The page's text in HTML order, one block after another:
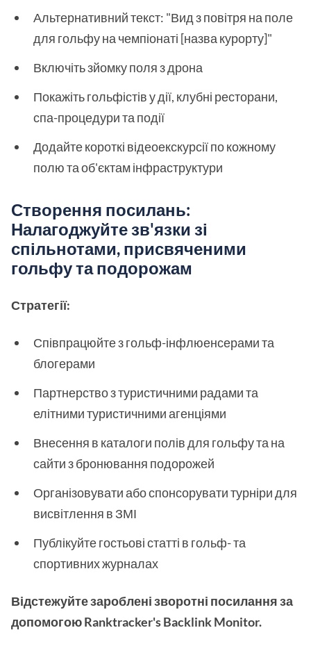
Альтернативний текст: "Вид з повітря на поле
для гольфу на чемпіонаті [назва курорту]"
Включіть зйомку поля з дрона
Покажіть гольфістів у дії, клубні ресторани,
спа-процедури та події
Додайте короткі відеоекскурсії по кожному
полю та об'єктам інфраструктури
Створення посилань:
Налагоджуйте зв'язки зі
спільнотами, присвяченими
гольфу та подорожам
Стратегії:
Співпрацюйте з гольф-інфлюенсерами та
блогерами
Партнерство з туристичними радами та
елітними туристичними агенціями
Внесення в каталоги полів для гольфу та на
сайти з бронювання подорожей
Організовувати або спонсорувати турніри для
висвітлення в ЗМІ
Публікуйте гостьові статті в гольф- та
спортивних журналах
Відстежуйте зароблені зворотні посилання за
допомогою Ranktracker's Backlink Monitor.